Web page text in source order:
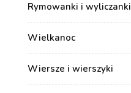
Rymowanki i wyliczanki
Wielkanoc
Wiersze i wierszyki